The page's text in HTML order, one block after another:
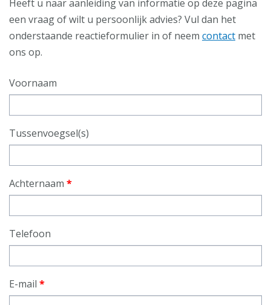
Heeft u naar aanleiding van informatie op deze pagina
een vraag of wilt u persoonlijk advies? Vul dan het
onderstaande reactieformulier in of neem contact met
ons op.
Voornaam
Tussenvoegsel(s)
Achternaam *
Telefoon
E-mail *